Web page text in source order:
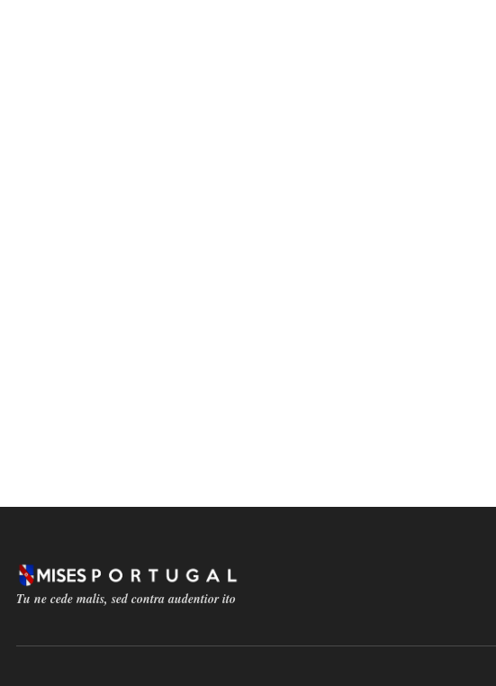
Tu ne cede malis, sed contra audentior ito